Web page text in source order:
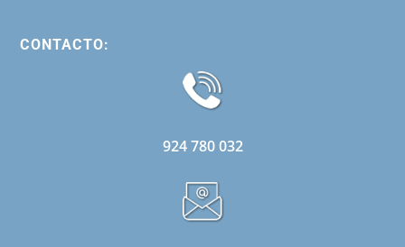
CONTACTO:
924 780 032